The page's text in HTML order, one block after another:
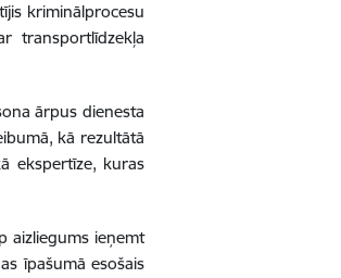
kriminālprocesu
transportlīdzekļa
ārpus dienesta
kā rezultātā
ekspertīze, kuras
aizliegums ieņemt
īpašumā esošais